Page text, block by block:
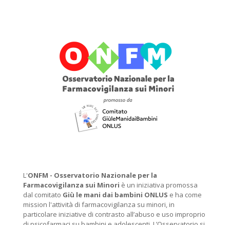
L'ONFM - Osservatorio Nazionale per la
Farmacovigilanza sui Minori è un iniziativa promossa
dal comitato Giù le mani dai bambini ONLUS e ha come
mission l'attività di farmacovigilanza su minori, in
particolare iniziative di contrasto all’abuso e uso improprio